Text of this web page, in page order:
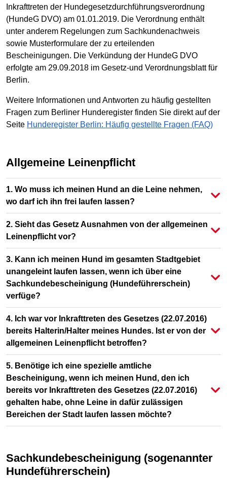
Inkrafttreten der Hundegesetzdurchführungsverordnung
(HundeG DVO) am 01.01.2019. Die Verordnung enthält
unter anderem Regelungen zum Sachkundenachweis
sowie Musterformulare der zu erteilenden
Bescheinigungen. Die Verkündung der HundeG DVO
erfolgte am 29.09.2018 im Gesetz-und Verordnungsblatt für
Berlin.
Weitere Informationen und Antworten zu häufig gestellten
Fragen zum Berliner Hunderegister finden Sie direkt auf der
Seite Hunderegister Berlin: Häufig gestellte Fragen (FAQ)
Allgemeine Leinenpflicht
1. Wo muss ich meinen Hund an die Leine nehmen,
wo darf ich ihn frei laufen lassen?
2. Sieht das Gesetz Ausnahmen von der allgemeinen
Leinenpflicht vor?
3. Kann ich meinen Hund im gesamten Stadtgebiet
unangeleint laufen lassen, wenn ich über eine
Sachkundebescheinigung (Hundeführerschein)
verfüge?
4. Ich war vor Inkrafttreten des Gesetzes (22.07.2016)
bereits Halterin/Halter meines Hundes. Ist er von der
allgemeinen Leinenpflicht betroffen?
5. Benötige ich eine spezielle amtliche
Bescheinigung, wenn ich meinen Hund, den ich
bereits vor Inkrafttreten des Gesetzes (22.07.2016)
gehalten habe, ohne Leine in dafür zulässigen
Bereichen der Stadt laufen lassen möchte?
Sachkundebescheinigung (sogenannter
Hundeführerschein)